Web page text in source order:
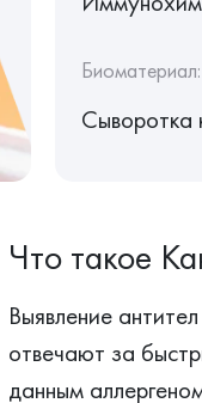
Биоматериал:
Сыворотка
Что такое
Выявление
отвечают за
данным